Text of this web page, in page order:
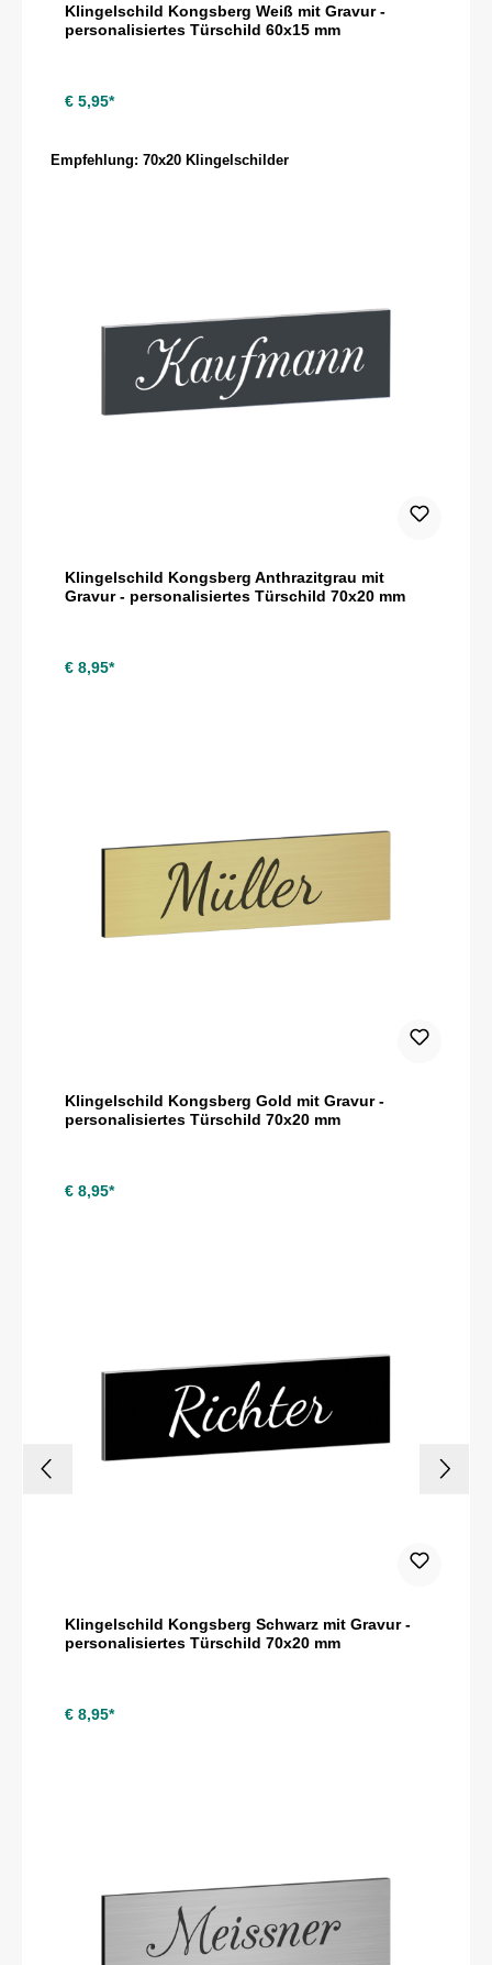
Klingelschild Kongsberg Weiß mit Gravur -
personalisiertes Türschild 60x15 mm
€ 5,95*
Produktgalerie überspringen
Empfehlung: 70x20 Klingelschilder
Klingelschild Kongsberg Anthrazitgrau mit
Gravur - personalisiertes Türschild 70x20 mm
€ 8,95*
Klingelschild Kongsberg Gold mit Gravur -
personalisiertes Türschild 70x20 mm
€ 8,95*
Klingelschild Kongsberg Schwarz mit Gravur -
personalisiertes Türschild 70x20 mm
€ 8,95*